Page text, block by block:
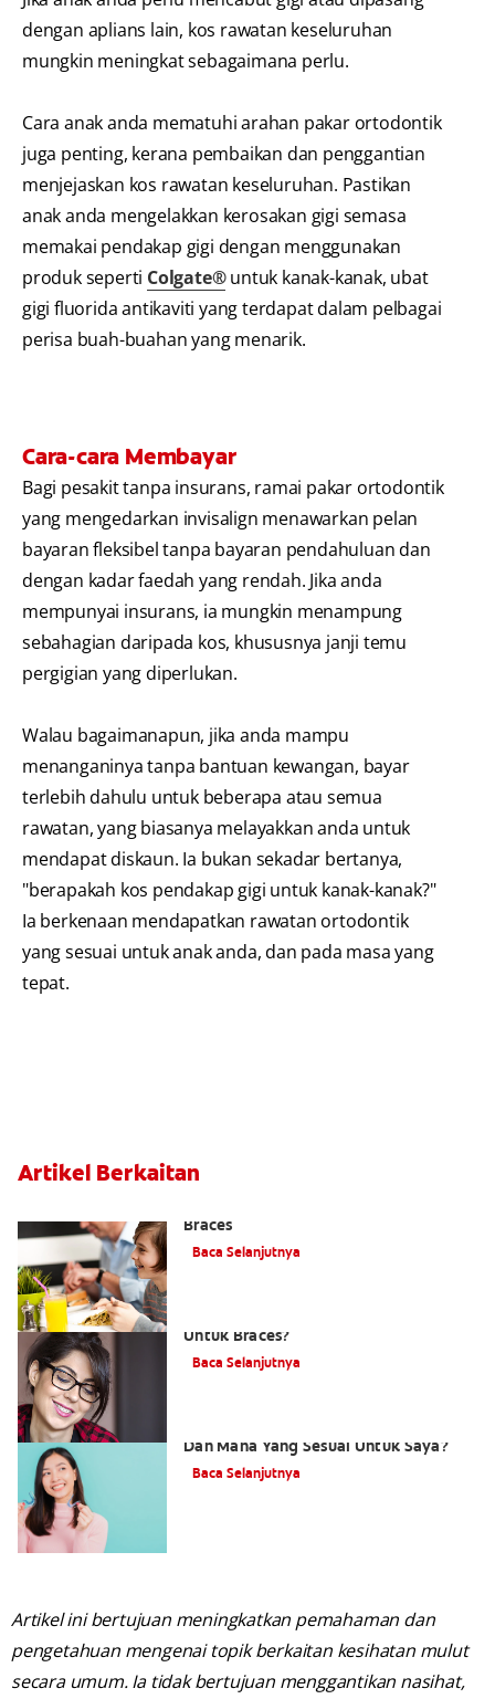
dengan aplians lain, kos rawatan keseluruhan
mungkin meningkat sebagaimana perlu.
Cara anak anda mematuhi arahan pakar ortodontik
juga penting, kerana pembaikan dan penggantian
menjejaskan kos rawatan keseluruhan. Pastikan
anak anda mengelakkan kerosakan gigi semasa
memakai pendakap gigi dengan menggunakan
produk seperti Colgate®untuk kanak-kanak, ubat
gigi fluorida antikaviti yang terdapat dalam pelbagai
perisa buah-buahan yang menarik.
Cara-cara Membayar
Bagi pesakit tanpa insurans, ramai pakar ortodontik
yang mengedarkan invisalign menawarkan pelan
bayaran fleksibel tanpa bayaran pendahuluan dan
dengan kadar faedah yang rendah. Jika anda
mempunyai insurans, ia mungkin menampung
sebahagian daripada kos, khususnya janji temu
pergigian yang diperlukan.
Walau bagaimanapun, jika anda mampu
menanganinya tanpa bantuan kewangan, bayar
terlebih dahulu untuk beberapa atau semua
rawatan, yang biasanya melayakkan anda untuk
mendapat diskaun. Ia bukan sekadar bertanya,
"berapakah kos pendakap gigi untuk kanak-kanak?"
Ia berkenaan mendapatkan rawatan ortodontik
yang sesuai untuk anak anda, dan pada masa yang
tepat.
Artikel Berkaitan
Braces
Baca Selanjutnya
Untuk Braces?
Baca Selanjutnya
Dan Mana Yang Sesuai Untuk Saya?
Baca Selanjutnya
Artikel ini bertujuan meningkatkan pemahaman dan
pengetahuan mengenai topik berkaitan kesihatan mulut
secara umum. Ia tidak bertujuan menggantikan nasihat,